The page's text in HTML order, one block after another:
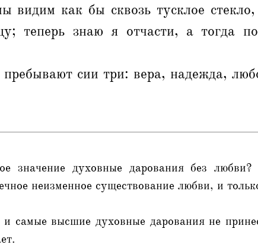
видим как бы сквозь тусклое стекло,
теперь знаю я отчасти, а тогда
сии три: вера, надежда,
значение духовные дарования без
неизменное существование любви, и
самые высшие духовные дарования не